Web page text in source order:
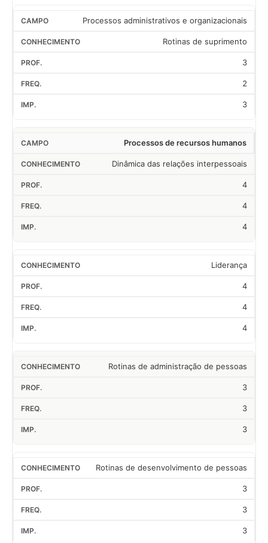
Processos administrativos e organizacionais
Rotinas de suprimento
3
2
3
Processos de recursos humanos
Dinâmica das relações interpessoais
4
4
4
Liderança
4
4
4
Rotinas de administração de pessoas
3
3
3
Rotinas de desenvolvimento de pessoas
3
3
3